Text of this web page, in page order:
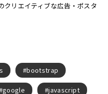
クリエイティブな広告・ポスタ
bootstrap
google javascript